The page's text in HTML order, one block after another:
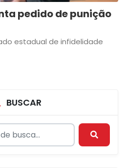
pedido de punição
estadual de infidelidade
BUSCAR